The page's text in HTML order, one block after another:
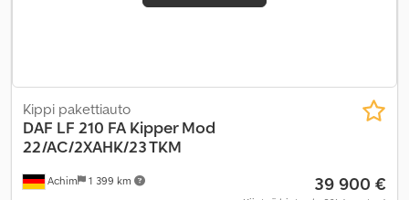
Achim 1 399 km
Kippi pakettiauto
DAF LF 210 FA Kipper Mod
22/AC/2XAHK/23 TKM
39 900 €